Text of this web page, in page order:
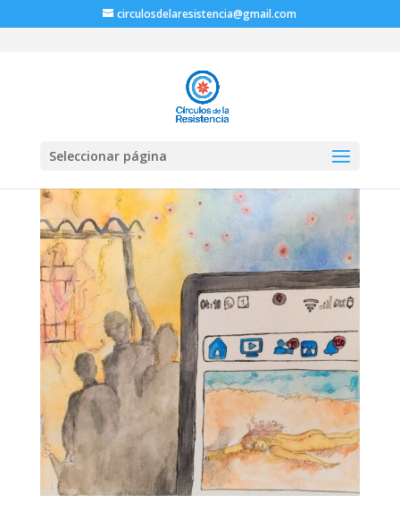
circulosdelaresistencia@gmail.com
Seleccionar página